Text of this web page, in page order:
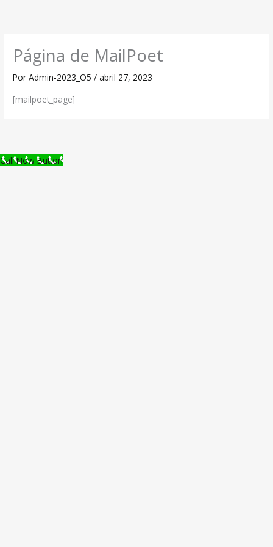
Página de MailPoet
PorAdmin-2023_O5/abril 27, 2023
[mailpoet_page]
Call Now Button